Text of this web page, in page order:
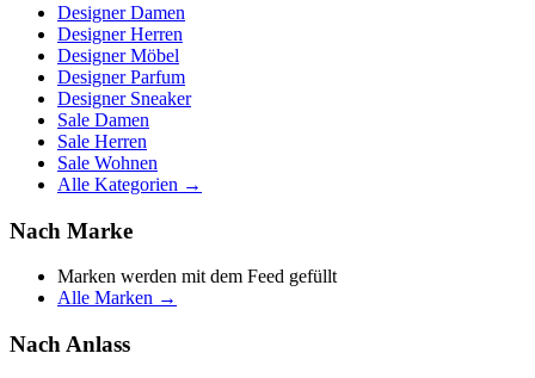
Designer Damen
Designer Herren
Designer Möbel
Designer Parfum
Designer Sneaker
Sale Damen
Sale Herren
Sale Wohnen
Alle Kategorien →
Nach Marke
Marken werden mit dem Feed gefüllt
Alle Marken →
Nach Anlass